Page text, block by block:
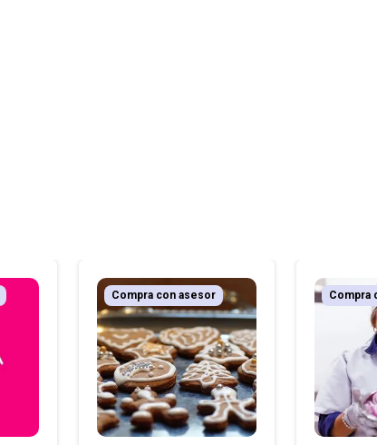
Compra con asesor Compra